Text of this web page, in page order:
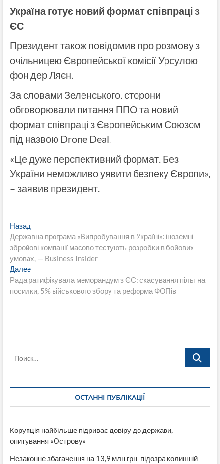
Україна готує новий формат співпраці з
ЄС
Президент також повідомив про розмову з
очільницею Європейської комісії Урсулою
фон дер Ляєн.
За словами Зеленського, сторони
обговорювали питання ППО та новий
формат співпраці з Європейським Союзом
під назвою Drone Deal.
«Це дуже перспективний формат. Без
України неможливо уявити безпеку Європи»,
– заявив президент.
Навигация
по
записям
НазадПредыдущая
запись:
Державна програма «Випробування в Україні»: іноземні
збройові компанії масово тестують розробки в бойових
умовах, — Business Insider
ДалееСледующая
запись:
Рада ратифікувала меморандум з ЄС: скасування пільг на
посилки, 5% військового збору та реформа ФОПів
Поиск…
ОСТАННІ ПУБЛІКАЦІЇ
Корупція найбільше підриває довіру до держави,-
опитування «Острову»
Незаконне збагачення на 13,9 млн грн: підозра колишній